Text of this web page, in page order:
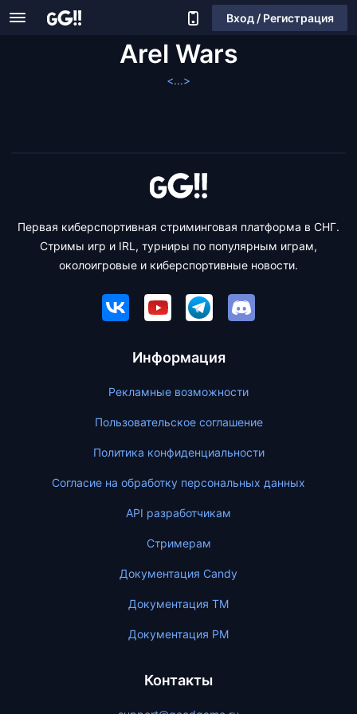
Вход / Регистрация
Arel Wars
<...>
Первая киберспортивная стриминговая платформа в СНГ.
Стримы игр и IRL, турниры по популярным играм,
околоигровые и киберспортивные новости.
Информация
Рекламные возможности
Пользовательское соглашение
Политика конфиденциальности
Согласие на обработку персональных данных
API разработчикам
Стримерам
Документация Candy
Документация ТМ
Документация PM
Контакты